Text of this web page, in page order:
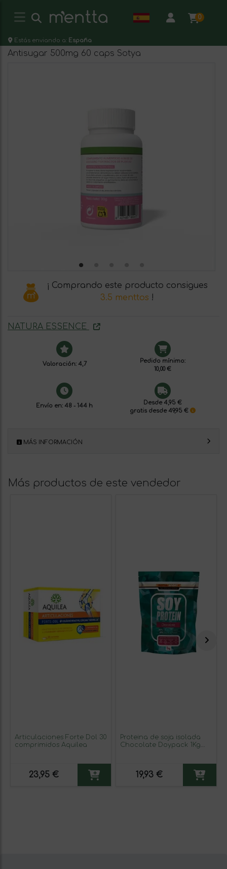
0
Estás enviando a: España
Antisugar 500mg 60 caps Sotya
¡ Comprando este producto consigues
3.5 menttos !
NATURA ESSENCE
Valoración: 4,7
Pedido mínimo:
10,00 €
Envío en: 48 - 144 h
Desde 4,95 €
gratis desde 49,95 €
MÁS INFORMACIÓN
Más productos de este vendedor
Articulaciones Forte Dol 30
comprimidos Aquilea
23,95 €
Proteina de soja isolada
Chocolate Doypack 1Kg
19,93 €